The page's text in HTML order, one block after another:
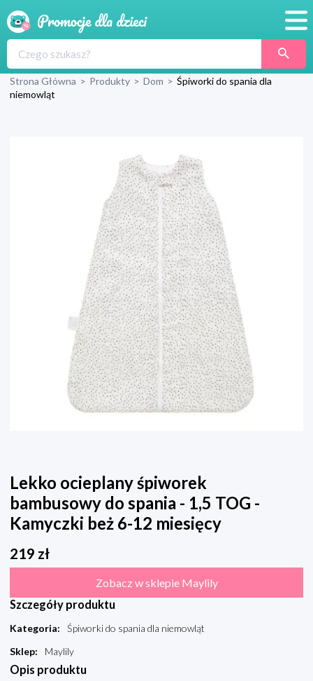
Produkty
Wyprawka
Strona Główna > Produkty > Dom > Śpiworki do spania dla
niemowląt
Lekko ocieplany śpiworek
bambusowy do spania - 1,5 TOG -
Kamyczki beż 6-12 miesięcy
219 zł
Zobacz w sklepie Maylily
Szczegóły produktu
Kategoria:
Śpiworki do spania dla niemowląt
Sklep: Maylily
Opis produktu